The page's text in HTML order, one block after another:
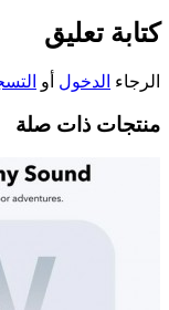
كتابة تعليق
الرجاء الدخول أو
منتجات ذات صلة